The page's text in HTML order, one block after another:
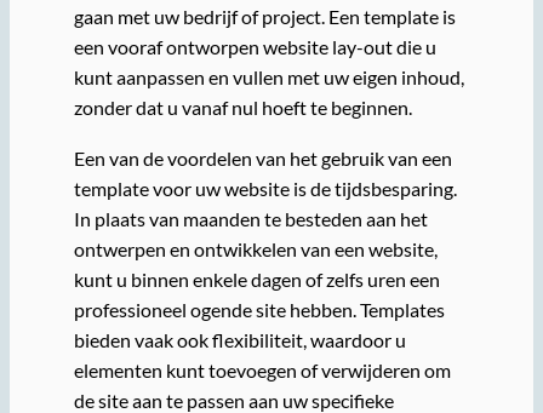
gaan met uw bedrijf of project. Een template is
een vooraf ontworpen website lay-out die u
kunt aanpassen en vullen met uw eigen inhoud,
zonder dat u vanaf nul hoeft te beginnen.
Een van de voordelen van het gebruik van een
template voor uw website is de tijdsbesparing.
In plaats van maanden te besteden aan het
ontwerpen en ontwikkelen van een website,
kunt u binnen enkele dagen of zelfs uren een
professioneel ogende site hebben. Templates
bieden vaak ook flexibiliteit, waardoor u
elementen kunt toevoegen of verwijderen om
de site aan te passen aan uw specifieke